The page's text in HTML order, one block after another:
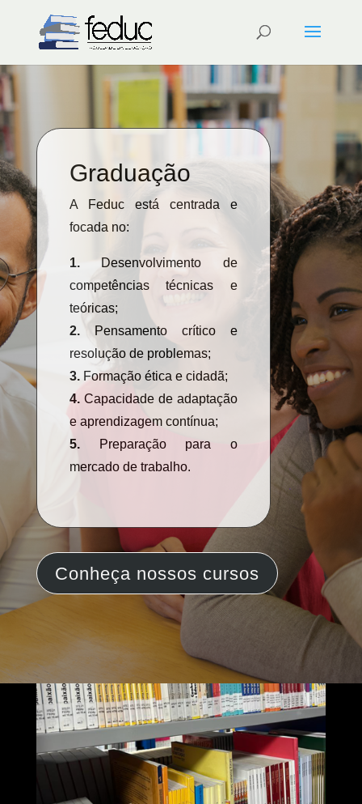
Graduação
A Feduc está centrada e
focada no:
1.Desenvolvimento de
competências técnicas e
teóricas;
2.Pensamento crítico e
resolução de problemas;
3.Formação ética e cidadã;
4.Capacidade de adaptação
e aprendizagem contínua;
5.Preparação para o
mercado de trabalho.
Conheça nossos cursos